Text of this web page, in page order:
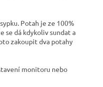
Potah je ze 100%
se dá kdykoliv sundat a
zakoupit dva potahy
monitoru nebo